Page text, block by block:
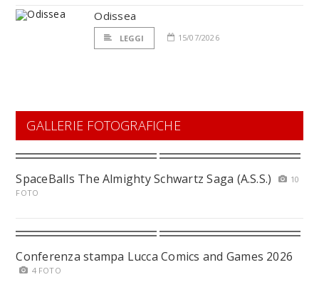
Odissea
LEGGI 15/07/2026
GALLERIE FOTOGRAFICHE
SpaceBalls The Almighty Schwartz Saga (A.S.S.)
10
FOTO
Conferenza stampa Lucca Comics and Games 2026
4 FOTO